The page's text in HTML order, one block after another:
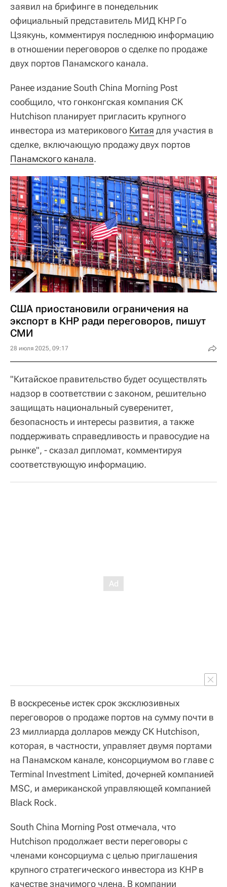
заявил на брифинге в понедельник
официальный представитель МИД КНР Го
Цзякунь, комментируя последнюю информацию
в отношении переговоров о сделке по продаже
двух портов Панамского канала.
Ранее издание South China Morning Post
сообщило, что гонконгская компания CK
Hutchison планирует пригласить крупного
инвестора из материкового Китая для участия в
сделке, включающую продажу двух портов
Панамского канала.
США приостановили ограничения на
экспорт в КНР ради переговоров, пишут
СМИ
28 июля 2025, 09:17
"Китайское правительство будет осуществлять
надзор в соответствии с законом, решительно
защищать национальный суверенитет,
безопасность и интересы развития, а также
поддерживать справедливость и правосудие на
рынке", - сказал дипломат, комментируя
соответствующую информацию.
В воскресенье истек срок эксклюзивных
переговоров о продаже портов на сумму почти в
23 миллиарда долларов между CK Hutchison,
которая, в частности, управляет двумя портами
на Панамском канале, консорциумом во главе с
Terminal Investment Limited, дочерней компанией
MSC, и американской управляющей компанией
Black Rock.
South China Morning Post отмечала, что
Hutchison продолжает вести переговоры с
членами консорциума с целью приглашения
крупного стратегического инвестора из КНР в
качестве значимого члена. В компании